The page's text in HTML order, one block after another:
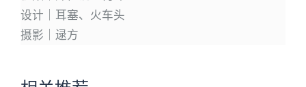
设计｜耳塞、火车头
摄影｜逯方